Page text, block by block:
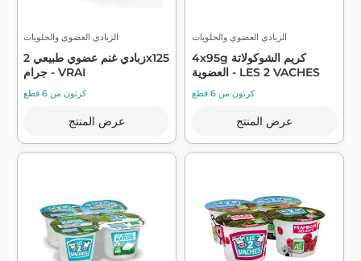
الزبادي العضوي والحلويات
زبادي غنم عضوي طبيعي 2x125
جرام - VRAI
كرتون من 6 قطع
عرض المنتج
الزبادي العضوي والحلويات
4x95g كريم الشوكولاتة
العضوية - LES 2 VACHES
كرتون من 6 قطع
عرض المنتج